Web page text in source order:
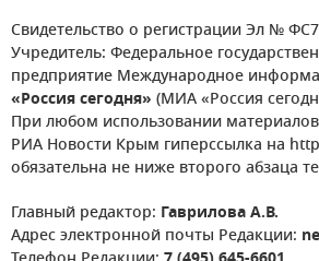
Свидетельство о регистрации Эл №
Учредитель: Федеральное
предприятие Международное
«Россия сегодня» (МИА «Россия
При любом использовании
РИА Новости Крым гиперссылка на
обязательна не ниже второго абзаца
Главный редактор: Гаврилова А.В.
Адрес электронной почты Редакции: